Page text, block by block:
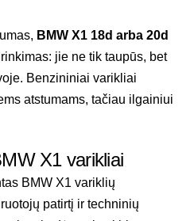
BMW X1 18d arba 20d
jie ne tik taupūs, bet
Benzininiai varikliai
atstumams, tačiau ilgainiui
X1 varikliai
BMW X1 variklių
patirtį ir techninių